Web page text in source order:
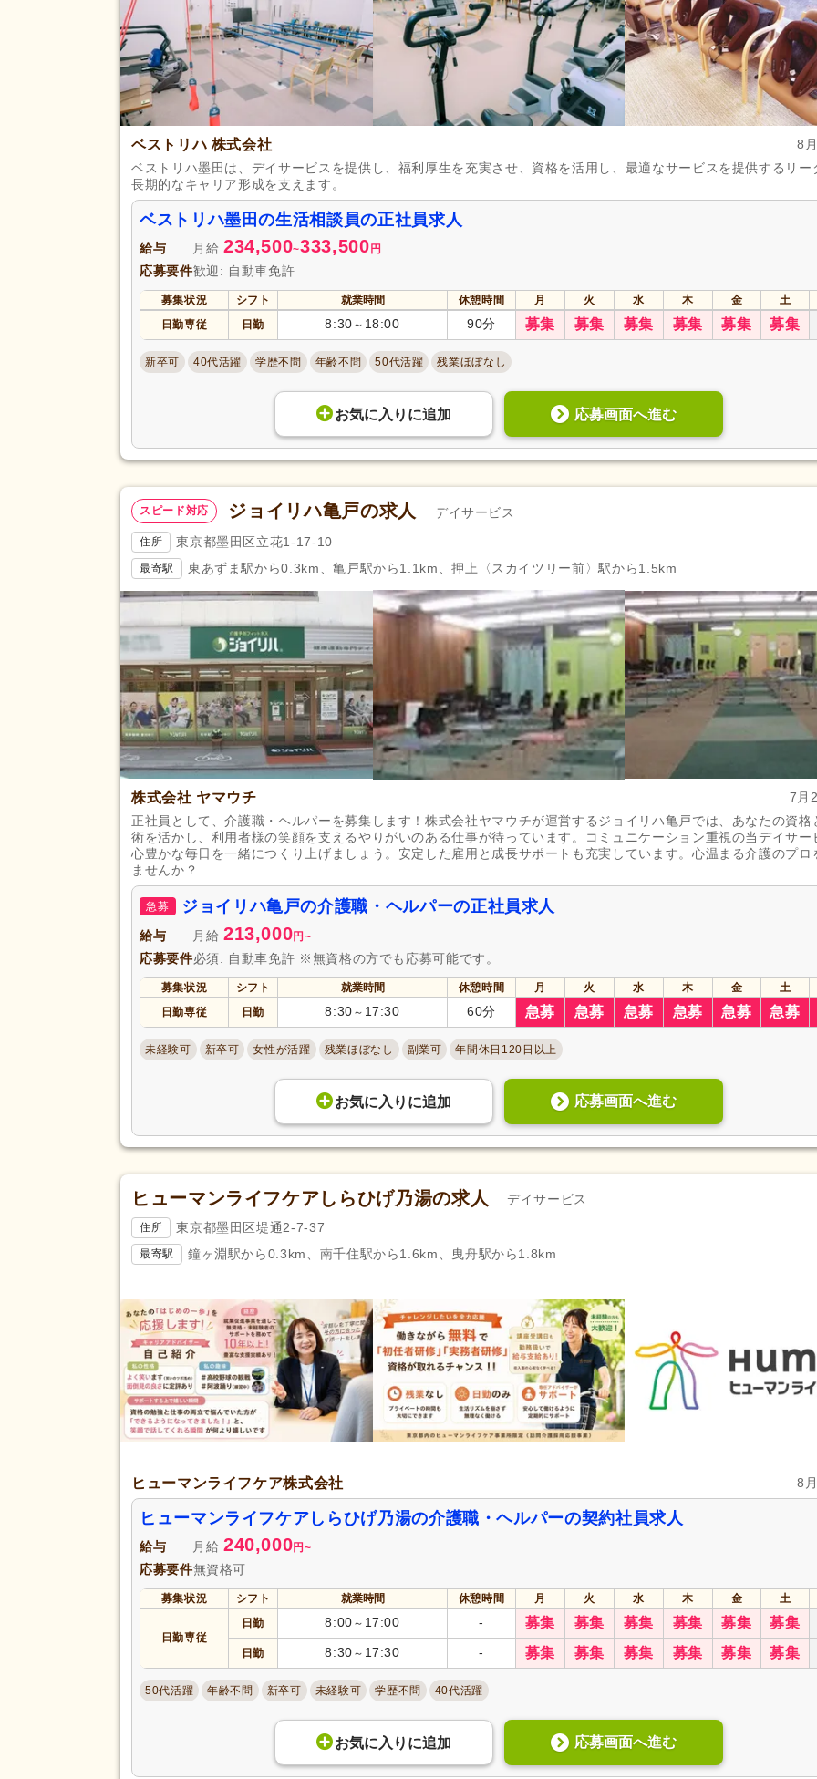
休日・休暇
日曜休み 年間休日100日以上(43) 年間休日110日以上(95)
年間休日120日以上(111) 有給消化促進(917) 産休あり (891)
育休あり(979) (253) 看護休暇(137)
夏季休暇(163) (81) 年末年始休暇(173)
給与・手当
社会保険完備(1,001) 研修制度あり (920)
セミナー参加費補助
復職支援あり(174) 退職金あり(322) 日・祝給与アップ (35)
住宅手当(157) 資格取得支援あり(286) 通勤手当(800)
人事評価制度あり(920)
夜勤手当(76)
資格手当
再雇用制度あり(211) 正社員登用あり(206) 副業可(202)
歩合制あり 転勤なし (774)
駅近(638) 自動車通勤可
バイク通勤可(77)
ベストリハ 株式会社
8
ベストリハ墨田は、デイサービスを提供し、福利厚生を充実させ、資格を活用し、最適なサービスを提供するリー
長期的なキャリア形成を支えます。
ベストリハ墨田の生活相談員の正社員求人
給与 月給 234,500~333,500 円
応募要件歓迎: 自動車免許
募集状況 シフト 就業時間 休憩時間 月 火 水 木 金
土
日勤専従
日勤 8:30 ～ 18:00 90分 募集 募集 募集 募集 募集 募集
新卒可 40代活躍 学歴不問 年齢不問 50代活躍 残業ほぼなし
お気に入り に追加 応募画面へ進む
スピード対応 ジョイリハ亀戸の求人 デイサービス
住所 東京都墨田区立花1-17-10
最寄駅 東あずま駅から0.3km、亀戸駅から1.1km、押上〈スカイツリー前〉駅から1.5km
株式会社 ヤマウチ
7月
正社員として、介護職・ヘルパーを募集します！株式会社ヤマウチが運営するジョイリハ亀戸では、あなたの資格
術を活かし、利用者様の笑顔を支えるやりがいのある仕事が待っています。コミュニケーション重視の当デイサー
心豊かな毎日を一緒につくり上げましょう。安定した雇用と成長サポートも充実しています。心温まる介護のプロ
ませんか？
急募 ジョイリハ亀戸の介護職・ヘルパーの正社員求人
給与 月給 213,000円~
応募要件必須: 自動車免許 ※無資格の方でも応募可能です。
募集状況 シフト 就業時間 休憩時間 月 火 水 木 金
土
日勤専従
日勤 8:30 ～ 17:30 60分 急募 急募 急募 急募 急募 急募
未経験可 新卒可 女性が活躍 残業ほぼなし 副業可 年間休日120日以上
お気に入り に追加 応募画面へ進む
ヒューマンライフケアしらひげ乃湯の求人 デイサービス
住所 東京都墨田区堤通2-7-37
最寄駅 鐘ヶ淵駅から0.3km、南千住駅から1.6km、曳舟駅から1.8km
ヒューマンライフケア株式会社 8
ヒューマンライフケアしらひげ乃湯の介護職・ヘルパーの契約社員求人
給与 月給 240,000円~
応募要件無資格可
募集状況 シフト 就業時間 休憩時間 月 火 水 木 金 土
日勤専従
日勤 8:00 ～ 17:00 - 募集 募集 募集 募集 募集 募集
日勤 8:30 ～ 17:30 - 募集 募集 募集 募集 募集 募集
50代活躍 年齢不問 新卒可 未経験可 学歴不問 40代活躍
お気に入り に追加 応募画面へ進む